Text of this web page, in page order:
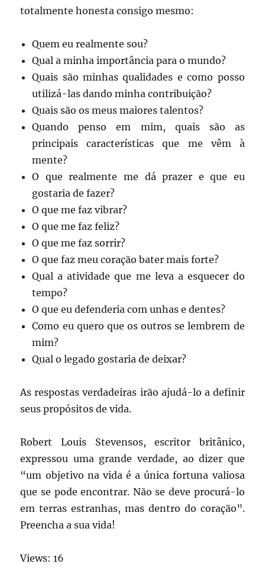
totalmente honesta consigo mesmo:
Quem eu realmente sou?
Qual a minha importância para o mundo?
Quais são minhas qualidades e como posso
utilizá-las dando minha contribuição?
Quais são os meus maiores talentos?
Quando penso em mim, quais são as
principais características que me vêm à
mente?
O que realmente me dá prazer e que eu
gostaria de fazer?
O que me faz vibrar?
O que me faz feliz?
O que me faz sorrir?
O que faz meu coração bater mais forte?
Qual a atividade que me leva a esquecer do
tempo?
O que eu defenderia com unhas e dentes?
Como eu quero que os outros se lembrem de
mim?
Qual o legado gostaria de deixar?
As respostas verdadeiras irão ajudá-lo a definir
seus propósitos de vida.
Robert Louis Stevensos, escritor britânico,
expressou uma grande verdade, ao dizer que
“um objetivo na vida é a única fortuna valiosa
que se pode encontrar. Não se deve procurá-lo
em terras estranhas, mas dentro do coração”.
Preencha a sua vida!
Views: 16